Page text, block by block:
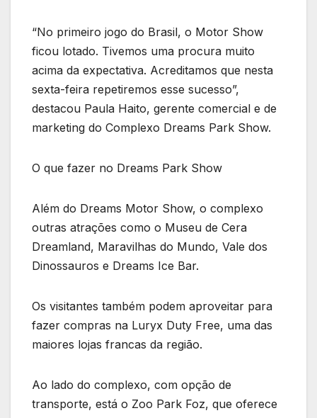
“No primeiro jogo do Brasil, o Motor Show
ficou lotado. Tivemos uma procura muito
acima da expectativa. Acreditamos que nesta
sexta-feira repetiremos esse sucesso”,
destacou Paula Haito, gerente comercial e de
marketing do Complexo Dreams Park Show.
O que fazer no Dreams Park Show
Além do Dreams Motor Show, o complexo
outras atrações como o Museu de Cera
Dreamland, Maravilhas do Mundo, Vale dos
Dinossauros e Dreams Ice Bar.
Os visitantes também podem aproveitar para
fazer compras na Luryx Duty Free, uma das
maiores lojas francas da região.
Ao lado do complexo, com opção de
transporte, está o Zoo Park Foz, que oferece